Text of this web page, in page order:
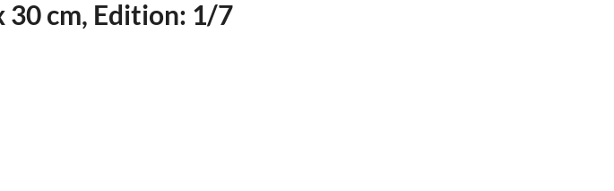
cm, Edition: 1/7